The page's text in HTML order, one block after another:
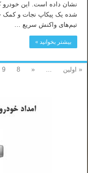
نشان داده است. این خودرو
شده یک پیکاپ نجات و
تیم‌های واکنش سریع …
بیشتر بخوانید »
« اولین ...
«
8
9